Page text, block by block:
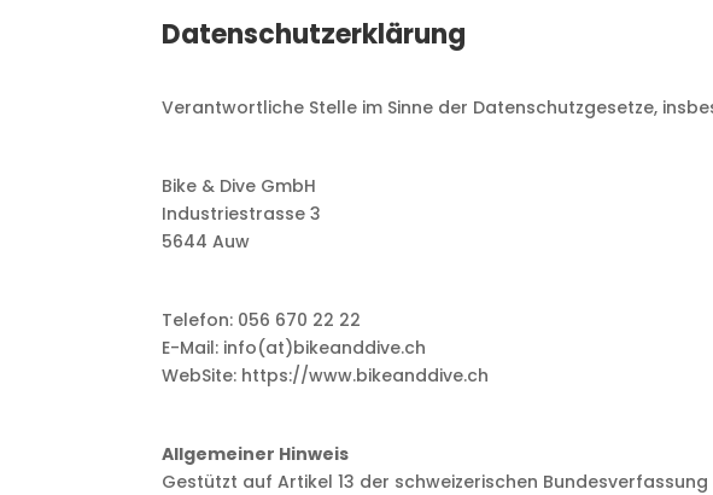
Datenschutzerklärung
Verantwortliche Stelle im Sinne der Datenschutzgesetze,
Bike & Dive GmbH
Industriestrasse 3
5644 Auw
Telefon: 056 670 22 22
E-Mail: info(at)bikeanddive.ch
WebSite: https://www.bikeanddive.ch
Allgemeiner Hinweis
Gestützt auf Artikel 13 der schweizerischen